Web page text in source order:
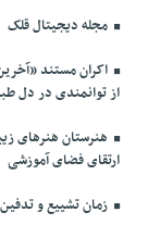
مجله دیجیتال قلک
از توانمندی در دل
هنرستان هنرهای
ارتقای فضای آموزشی
زمان تشییع و